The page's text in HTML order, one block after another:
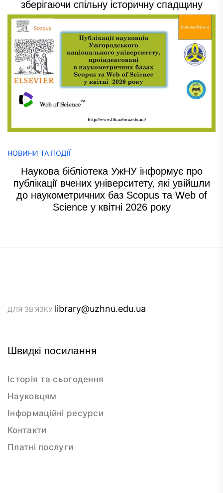
зберігаючи спільну історичну спадщину
НОВИНИ ТА ПОДІЇ
Наукова бібліотека УжНУ інформує про
публікації вчених університету, які увійшли
до наукометричних баз Scopus та Web of
Science у квітні 2026 року
ДЛЯ ЗВ'ЯЗКУ library@uzhnu.edu.ua
Швидкі посилання
Історія та сьогодення
Науковцям
Інформаційні ресурси
Контакти
Платні послуги